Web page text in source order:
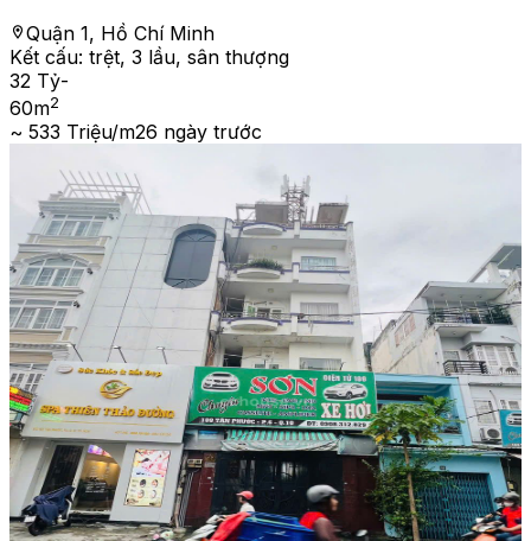
Quận 1, Hồ Chí Minh
Kết cấu: trệt, 3 lầu, sân thượng
32 Tỷ-
60m2
~ 533 Triệu/m26 ngày trước